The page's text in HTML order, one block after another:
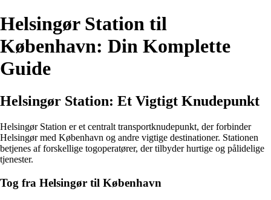
Helsingør Station til
København: Din Komplette
Guide
Helsingør Station: Et Vigtigt Knudepunkt
Helsingør Station er et centralt transportknudepunkt, der forbinder
Helsingør med København og andre vigtige destinationer. Stationen
betjenes af forskellige togoperatører, der tilbyder hurtige og pålidelige
tjenester.
Tog fra Helsingør til København